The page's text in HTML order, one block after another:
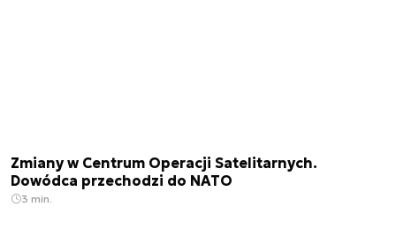
Zmiany w Centrum Operacji Satelitarnych.
Dowódca przechodzi do NATO
3 min.